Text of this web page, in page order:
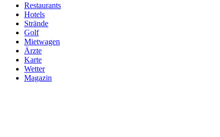
Restaurants
Hotels
Strände
Golf
Mietwagen
Ärzte
Karte
Wetter
Magazin